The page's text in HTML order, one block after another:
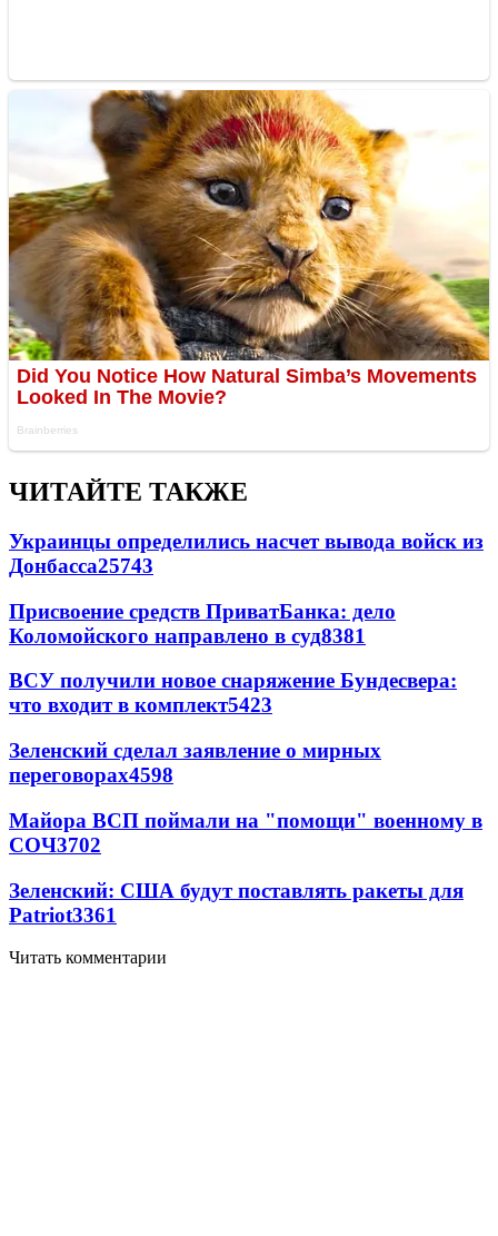
ЧИТАЙТЕ ТАКЖЕ
Украинцы определились насчет вывода войск из
Донбасса25743
Присвоение средств ПриватБанка: дело
Коломойского направлено в суд8381
ВСУ получили новое снаряжение Бундесвера:
что входит в комплект5423
Зеленский сделал заявление о мирных
переговорах4598
Майора ВСП поймали на "помощи" военному в
СОЧ3702
Зеленский: США будут поставлять ракеты для
Patriot3361
Читать комментарии